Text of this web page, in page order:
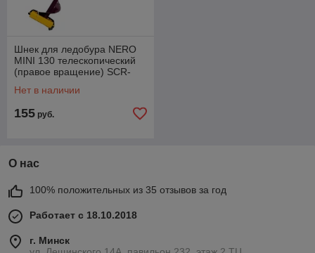
Шнек для ледобура NERO
MINI 130 телескопический
(правое вращение) SCR-
Нет в наличии
155 руб.
О нас
100% положительных из 35 отзывов за год
Работает с 18.10.2018
г. Минск